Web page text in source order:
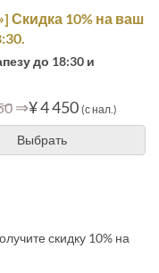
Скидка 10% на ваш
до 18:30 и
⇒¥ 4 450 (с нал.)
Выбрать
скидку 10% на